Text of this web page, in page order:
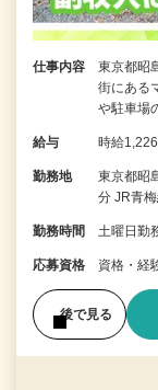
仕事内容
東京都昭
街にある
や駐車場
給与 時給
勤務地
東京都昭
分 JR青
勤務時間 土曜日勤
応募資格 資格・経
後で見る